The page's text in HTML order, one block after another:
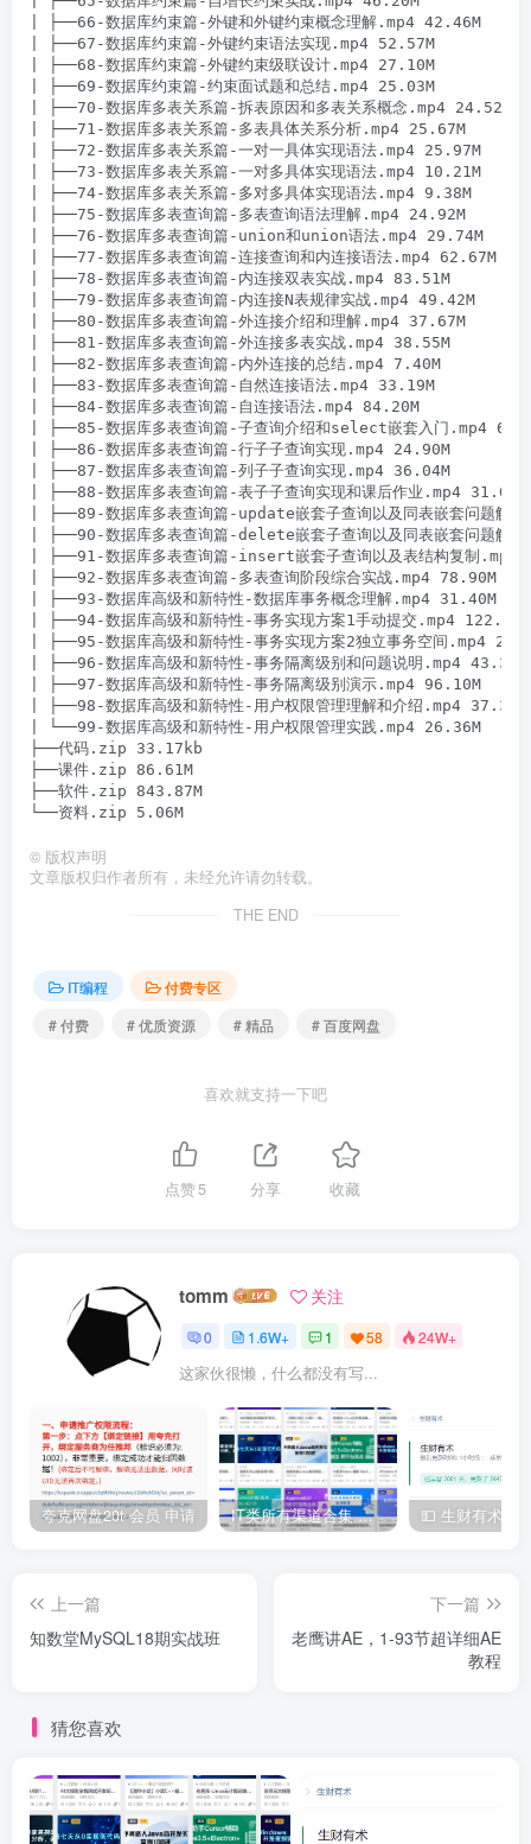
| ├──66-数据库约束篇-外键和外键约束概念理解.mp4 42.46M
| ├──67-数据库约束篇-外键约束语法实现.mp4 52.57M
| ├──68-数据库约束篇-外键约束级联设计.mp4 27.10M
| ├──69-数据库约束篇-约束面试题和总结.mp4 25.03M
| ├──70-数据库多表关系篇-拆表原因和多表关系概念.mp4 24.52M
| ├──71-数据库多表关系篇-多表具体关系分析.mp4 25.67M
| ├──72-数据库多表关系篇-一对一具体实现语法.mp4 25.97M
| ├──73-数据库多表关系篇-一对多具体实现语法.mp4 10.21M
| ├──74-数据库多表关系篇-多对多具体实现语法.mp4 9.38M
| ├──75-数据库多表查询篇-多表查询语法理解.mp4 24.92M
| ├──76-数据库多表查询篇-union和union语法.mp4 29.74M
| ├──77-数据库多表查询篇-连接查询和内连接语法.mp4 62.67M
| ├──78-数据库多表查询篇-内连接双表实战.mp4 83.51M
| ├──79-数据库多表查询篇-内连接N表规律实战.mp4 49.42M
| ├──80-数据库多表查询篇-外连接介绍和理解.mp4 37.67M
| ├──81-数据库多表查询篇-外连接多表实战.mp4 38.55M
| ├──82-数据库多表查询篇-内外连接的总结.mp4 7.40M
| ├──83-数据库多表查询篇-自然连接语法.mp4 33.19M
| ├──84-数据库多表查询篇-自连接语法.mp4 84.20M
| ├──85-数据库多表查询篇-子查询介绍和select嵌套入门.mp4
| ├──86-数据库多表查询篇-行子子查询实现.mp4 24.90M
| ├──87-数据库多表查询篇-列子子查询实现.mp4 36.04M
| ├──88-数据库多表查询篇-表子子查询实现和课后作业.mp4 31.09M
| ├──89-数据库多表查询篇-update嵌套子查询以及同表嵌套问题解
| ├──90-数据库多表查询篇-delete嵌套子查询以及同表嵌套问题解
| ├──91-数据库多表查询篇-insert嵌套子查询以及表结构复制.mp4
| ├──92-数据库多表查询篇-多表查询阶段综合实战.mp4 78.90M
| ├──93-数据库高级和新特性-数据库事务概念理解.mp4 31.40M
| ├──94-数据库高级和新特性-事务实现方案1手动提交.mp4 122.19M
| ├──95-数据库高级和新特性-事务实现方案2独立事务空间.mp4
| ├──96-数据库高级和新特性-事务隔离级别和问题说明.mp4 43.35M
| ├──97-数据库高级和新特性-事务隔离级别演示.mp4 96.10M
| ├──98-数据库高级和新特性-用户权限管理理解和介绍.mp4 37.31M
| └──99-数据库高级和新特性-用户权限管理实践.mp4 26.36M
├──代码.zip 33.17kb
├──课件.zip 86.61M
├──软件.zip 843.87M
© 版权声明
文章版权归作者所有，未经允许请勿转载。
THE END
IT编程
付费专区
# 付费
# 优质资源 # 精品 # 百度网盘
喜欢就支持一下吧
点赞5 分享 收藏
tomm 关注
0 1.6W+ 1 58 24W+
这家伙很懒，什么都没有写...
夸克网盘20t 会员 申请 IT类所有渠道合集 持续日更，目前近四千多条资源 年费用户微信私信获取权限
上一篇
知数堂MySQL18期实战班
下一篇
老鹰讲AE，1-93节超详细AE
教程
猜您喜欢